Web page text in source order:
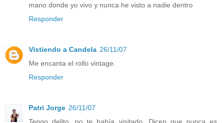
mano donde yo vivo y nunca he visto a nadie dentro
Responder
Vistiendo a Candela 26/11/07
Me encanta el rollo vintage.
Responder
Patri Jorge 26/11/07